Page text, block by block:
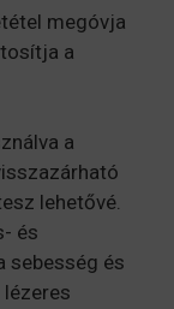
megóvja
a
a
lehetővé.
és
sebesség és